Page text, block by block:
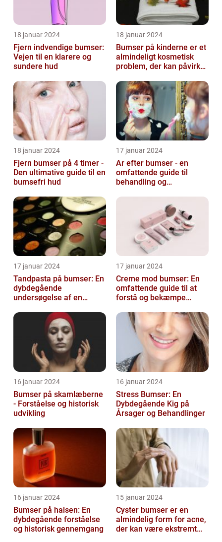
18 januar 2024
Fjern indvendige bumser:
Vejen til en klarere og
sundere hud
18 januar 2024
Bumser på kinderne er et
almindeligt kosmetisk
problem, der kan påvirke
18 januar 2024
Fjern bumser på 4 timer -
Den ultimative guide til en
bumsefri hud
17 januar 2024
Ar efter bumser - en
omfattende guide til
behandling og
17 januar 2024
Tandpasta på bumser: En
dybdegående
undersøgelse af en
skønhedsanbefaling
17 januar 2024
Creme mod bumser: En
omfattende guide til at
forstå og bekæmpe
16 januar 2024
Bumser på skamlæberne
- Forståelse og historisk
udvikling
16 januar 2024
Stress Bumser: En
Dybdegående Kig på
Årsager og Behandlinger
16 januar 2024
Bumser på halsen: En
dybdegående forståelse
og historisk gennemgang
15 januar 2024
Cyster bumser er en
almindelig form for acne,
der kan være ekstremt